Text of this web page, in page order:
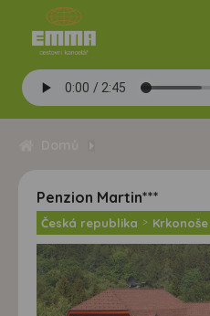
Penzion Martin***
Česká republika >